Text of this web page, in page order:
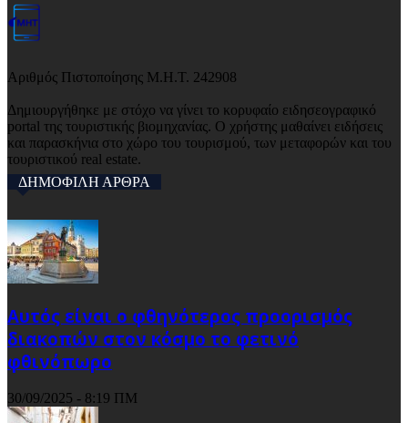
Αριθμός Πιστοποίησης Μ.Η.Τ. 242908
Δημιουργήθηκε με στόχο να γίνει το κορυφαίο ειδησεογραφικό
portal της τουριστικής βιομηχανίας. Ο χρήστης μαθαίνει ειδήσεις
και παρασκήνια στο χώρο του τουρισμού, των μεταφορών και του
τουριστικού real estate.
ΔΗΜΟΦΙΛΗ ΑΡΘΡΑ
Αυτός είναι ο φθηνότερος προορισμός
διακοπών στον κόσμο το φετινό
φθινόπωρο
30/09/2025 - 8:19 ΠΜ